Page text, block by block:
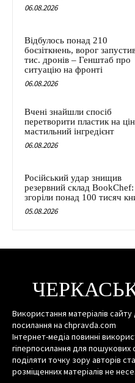
06.08.2026
Відбулось понад 210
боєзіткнень, ворог
тис. дронів – Генштаб про
ситуацію на фронті
06.08.2026
Вчені знайшли спосіб
перетворити пластик на
мастильний інгредієнт
06.08.2026
Російський удар знищив
резервний склад BookChef:
згоріли понад 100 тисяч
05.08.2026
Використання матеріалів
посилання на chpravda.com
Інтернет-медіа повинні
гіперпосилання для
поділяти точку зору авторів
розміщенних матеріалів не несе.